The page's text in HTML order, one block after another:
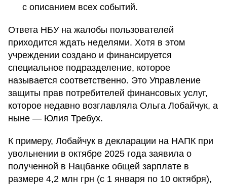
с описанием всех событий.
Ответа НБУ на жалобы пользователей
приходится ждать неделями. Хотя в этом
учреждении создано и финансируется
специальное подразделение, которое
называется соответственно. Это Управление
защиты прав потребителей финансовых услуг,
которое недавно возглавляла Ольга Лобайчук, а
ныне — Юлия Требух.
К примеру, Лобайчук в декларации на НАПК при
увольнении в октябре 2025 года заявила о
полученной в Нацбанке общей зарплате в
размере 4,2 млн грн (с 1 января по 10 октября),